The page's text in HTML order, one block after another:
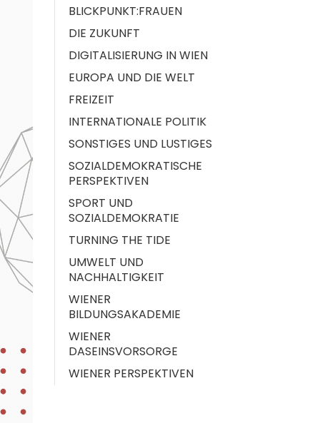
BLICKPUNKT:FRAUEN
DIE ZUKUNFT
DIGITALISIERUNG IN WIEN
EUROPA UND DIE WELT
FREIZEIT
INTERNATIONALE POLITIK
SONSTIGES UND LUSTIGES
SOZIALDEMOKRATISCHE
PERSPEKTIVEN
SPORT UND
SOZIALDEMOKRATIE
TURNING THE TIDE
UMWELT UND
NACHHALTIGKEIT
WIENER
BILDUNGSAKADEMIE
WIENER
DASEINSVORSORGE
WIENER PERSPEKTIVEN